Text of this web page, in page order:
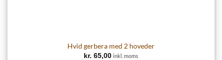
Hvid gerbera med 2 hoveder
kr. 65,00 inkl. moms